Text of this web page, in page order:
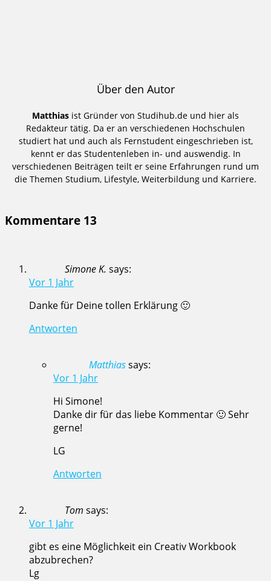
Über den Autor
Matthias ist Gründer von Studihub.de und hier als
Redakteur tätig. Da er an verschiedenen Hochschulen
studiert hat und auch als Fernstudent eingeschrieben ist,
kennt er das Studentenleben in- und auswendig. In
verschiedenen Beiträgen teilt er seine Erfahrungen rund um
die Themen Studium, Lifestyle, Weiterbildung und Karriere.
Kommentare 13
Simone K. says:
Vor 1 Jahr
Danke für Deine tollen Erklärung 🙂
Antworten
Matthiassays:
Vor 1 Jahr
Hi Simone!
Danke dir für das liebe Kommentar 🙂 Sehr
gerne!
LG
Antworten
Tom says:
Vor 1 Jahr
gibt es eine Möglichkeit ein Creativ Workbook
abzubrechen?
Lg